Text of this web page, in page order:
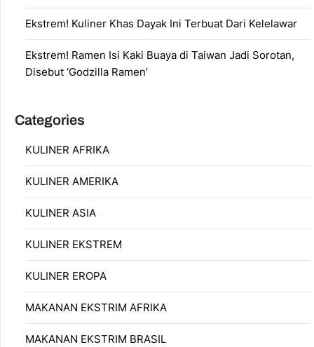
Ekstrem! Kuliner Khas Dayak Ini Terbuat Dari Kelelawar
Ekstrem! Ramen Isi Kaki Buaya di Taiwan Jadi Sorotan,
Disebut ‘Godzilla Ramen’
Categories
KULINER AFRIKA
KULINER AMERIKA
KULINER ASIA
KULINER EKSTREM
KULINER EROPA
MAKANAN EKSTRIM AFRIKA
MAKANAN EKSTRIM BRASIL